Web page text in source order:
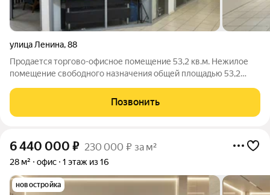
улица Ленина,88
Продается торгово-офисное помещение 53,2 кв.м. Нежилое
помещение свободного назначения общей площадью 53,2
сдано в аренду. Арендная плата в месяц составляет 45 500
рублей. Срок окупаемости 9
Позвонить
6 440 000 ₽ 230 000 ₽ за м²
28 м² офис 1 этаж из 16
новостройка